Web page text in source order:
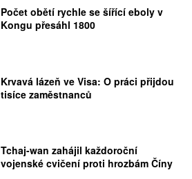
Počet obětí rychle se šířící eboly v
Kongu přesáhl 1800
Krvavá lázeň ve Visa: O práci přijdou
tisíce zaměstnanců
Tchaj-wan zahájil každoroční
vojenské cvičení proti hrozbám Číny